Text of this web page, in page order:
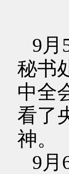
9月
秘书
中全
看了
神。
9月